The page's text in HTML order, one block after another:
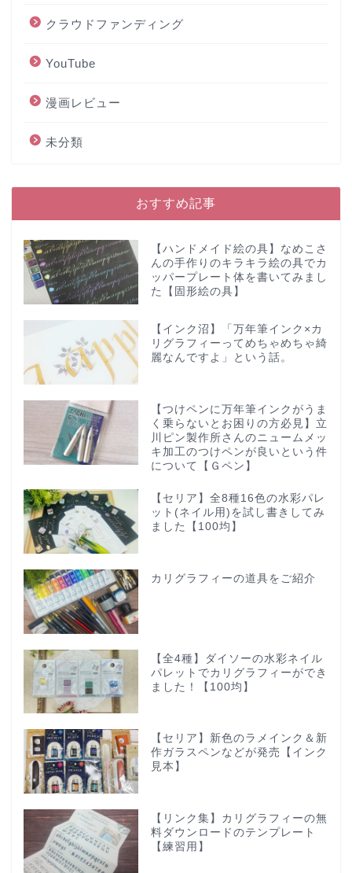
クラウドファンディング
YouTube
漫画レビュー
未分類
おすすめ記事
【ハンドメイド絵の具】なめこさ
んの手作りのキラキラ絵の具でカ
ッパープレート体を書いてみまし
た【固形絵の具】
【インク沼】「万年筆インク×カ
リグラフィーってめちゃめちゃ綺
麗なんですよ」という話。
【つけペンに万年筆インクがうま
く乗らないとお困りの方必見】立
川ピン製作所さんのニュームメッ
キ加工のつけペンが良いという件
について【Ｇペン】
【セリア】全8種16色の水彩パレ
ット(ネイル用)を試し書きしてみ
ました【100均】
カリグラフィーの道具をご紹介
【全4種】ダイソーの水彩ネイル
パレットでカリグラフィーができ
ました！【100均】
【セリア】新色のラメインク＆新
作ガラスペンなどが発売【インク
見本】
【リンク集】カリグラフィーの無
料ダウンロードのテンプレート
【練習用】